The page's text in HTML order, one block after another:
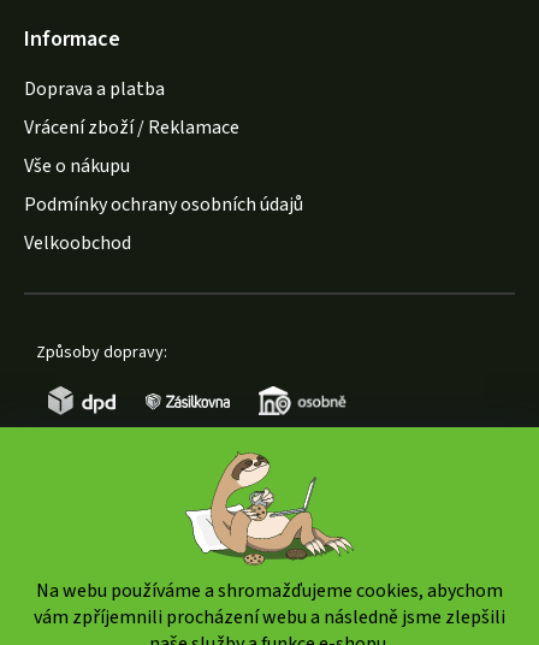
Na webu používáme a shromažďujeme cookies, abychom
vám zpříjemnili procházení webu a následně jsme zlepšili
Informace
Doprava a platba
Vrácení zboží / Reklamace
Vše o nákupu
Podmínky ochrany osobních údajů
Velkoobchod
Způsoby dopravy: